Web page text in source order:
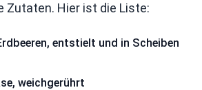
Zutaten. Hier ist die Liste:
entstielt und in Scheiben
weichgerührt